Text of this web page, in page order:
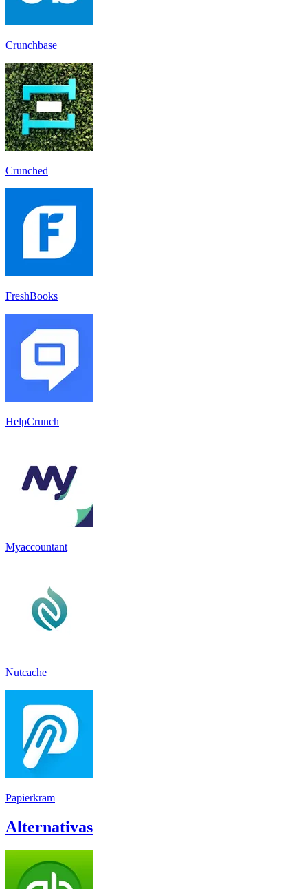
Crunchbase
Crunched
FreshBooks
HelpCrunch
Myaccountant
Nutcache
Papierkram
Alternativas